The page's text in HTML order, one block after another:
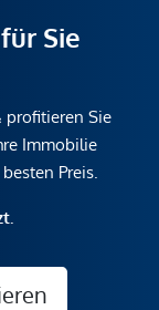
Sie
profitieren Sie
Immobilie
Preis.